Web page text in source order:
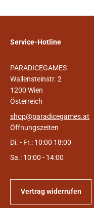
Service-Hotline
PARADICEGAMES
Wallensteinstr. 2
1200 Wien
Österreich
shop@paradicegames.at
Öffnungszeiten
Di. - Fr.: 10:00 18:00
Sa.: 10:00 - 14:00
Vertrag widerrufen